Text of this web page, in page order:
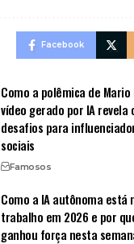
Facebook
Como a polêmica de Mario
vídeo gerado por IA revela
desafios para
sociais
Famosos
Como a IA autônoma está
trabalho em 2026 e por
ganhou força nesta